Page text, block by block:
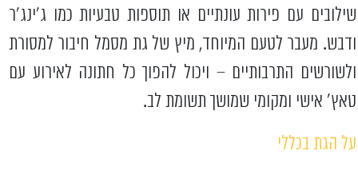
שילובים עם פירות עונתיים או תוספות טבעיות כמו ג'ינג'ר
ודבש. מעבר לטעם המיוחד, מיץ של גת מסמל חיבור למסורת
ולשורשים התרבותיים – ויכול להפוך כל חתונה לאירוע עם
טאץ' אישי ומקומי שמושך תשומת לב.
על הגת בכללי